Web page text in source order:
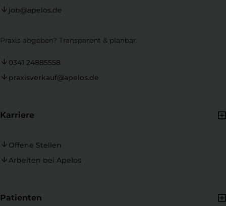
job@apelos.de
Praxis abgeben? Transparent & planbar.
0341 24885558
praxisverkauf@apelos.de
Karriere
Offene Stellen
Arbeiten bei Apelos
Patienten